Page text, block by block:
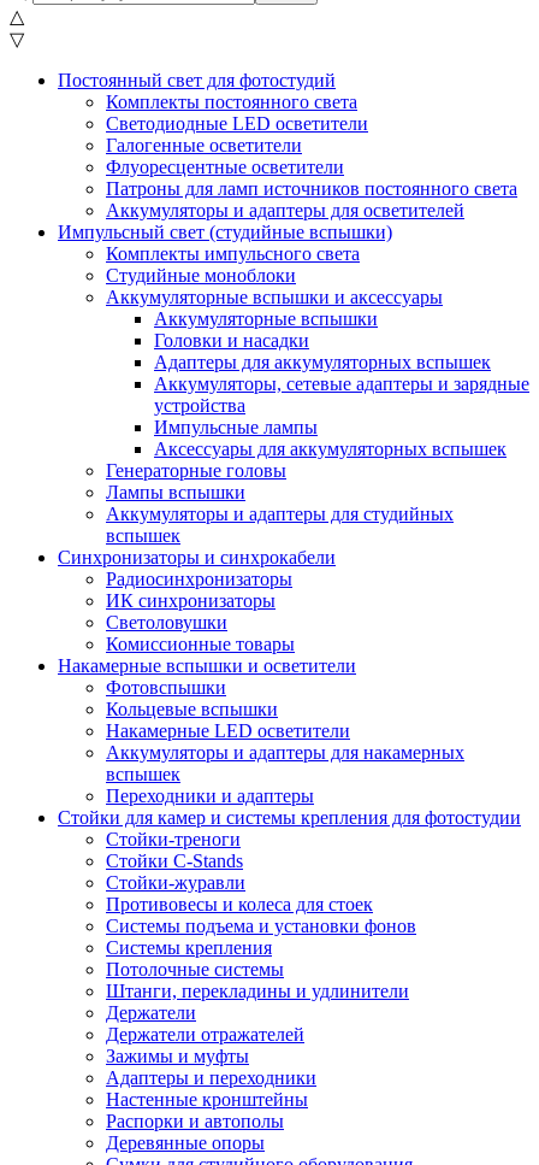
△
▽
Постоянный свет для фотостудий
Комплекты постоянного света
Светодиодные LED осветители
Галогенные осветители
Флуоресцентные осветители
Патроны для ламп источников постоянного света
Аккумуляторы и адаптеры для осветителей
Импульсный свет (студийные вспышки)
Комплекты импульсного света
Студийные моноблоки
Аккумуляторные вспышки и аксессуары
Аккумуляторные вспышки
Головки и насадки
Адаптеры для аккумуляторных вспышек
Аккумуляторы, сетевые адаптеры и зарядные
устройства
Импульсные лампы
Аксессуары для аккумуляторных вспышек
Генераторные головы
Лампы вспышки
Аккумуляторы и адаптеры для студийных
вспышек
Синхронизаторы и синхрокабели
Радиосинхронизаторы
ИК синхронизаторы
Светоловушки
Комиссионные товары
Накамерные вспышки и осветители
Фотовспышки
Кольцевые вспышки
Накамерные LED осветители
Аккумуляторы и адаптеры для накамерных
вспышек
Переходники и адаптеры
Стойки для камер и системы крепления для фотостудии
Стойки-треноги
Стойки C-Stands
Стойки-журавли
Противовесы и колеса для стоек
Системы подъема и установки фонов
Системы крепления
Потолочные системы
Штанги, перекладины и удлинители
Держатели
Держатели отражателей
Зажимы и муфты
Адаптеры и переходники
Настенные кронштейны
Распорки и автополы
Деревянные опоры